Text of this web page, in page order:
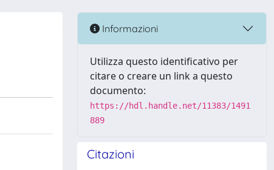
Informazioni
Utilizza questo identificativo per
citare o creare un link a questo
documento:
https://hdl.handle.net/11383/1491
889
Citazioni